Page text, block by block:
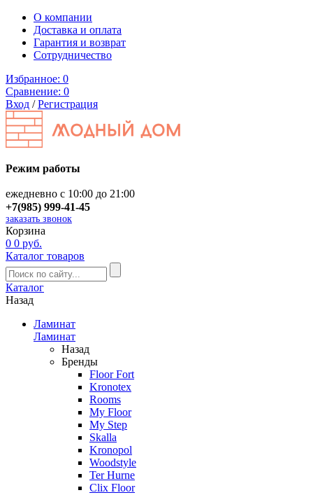
О компании
Доставка и оплата
Гарантия и возврат
Сотрудничество
Избранное: 0
Сравнение: 0
Вход /Регистрация
Режим работы
ежедневно с 10:00 до 21:00
+7(985) 999-41-45
заказать звонок
Корзина
0 0 руб.
Каталог товаров
Каталог
Назад
Ламинат
Ламинат
Назад
Бренды
Floor Fort
Kronotex
Rooms
My Floor
My Step
Skalla
Kronopol
Woodstyle
Ter Hurne
Clix Floor